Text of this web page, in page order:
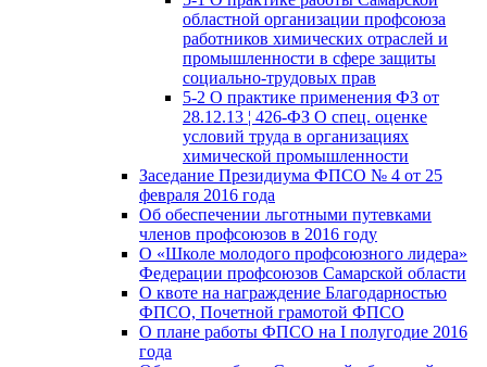
областной организации профсоюза
работников химических отраслей и
промышленности в сфере защиты
социально-трудовых прав
5-2 О практике применения ФЗ от
28.12.13 ¦ 426-ФЗ О спец. оценке
условий труда в организациях
химической промышленности
Заседание Президиума ФПСО № 4 от 25
февраля 2016 года
Об обеспечении льготными путевками
членов профсоюзов в 2016 году
О «Школе молодого профсоюзного лидера»
Федерации профсоюзов Самарской области
О квоте на награждение Благодарностью
ФПСО, Почетной грамотой ФПСО
О плане работы ФПСО на I полугодие 2016
года